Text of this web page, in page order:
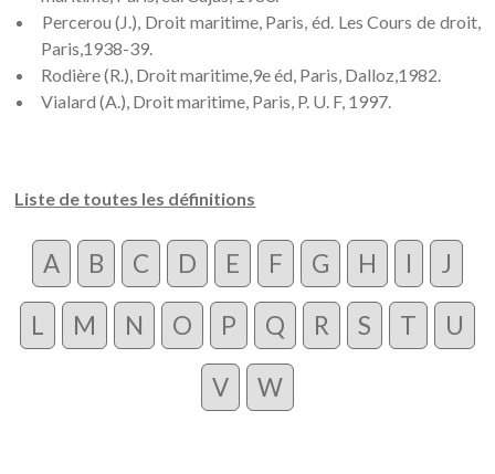
Percerou (J.), Droit maritime, Paris, éd. Les Cours de droit,
Paris,1938-39.
Rodière (R.), Droit maritime,9e éd, Paris, Dalloz,1982.
Vialard (A.), Droit maritime, Paris, P. U. F, 1997.
Liste de toutes les définitions
A B C D E F G H I J
L M N O P Q R S T U
V W